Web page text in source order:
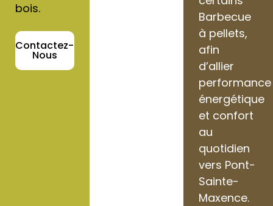
bois.
Contactez-
Nous
Barbecue
à pellets,
afin
d’allier
performance
énergétique
et confort
au
quotidien
vers Pont-
Sainte-
Maxence.